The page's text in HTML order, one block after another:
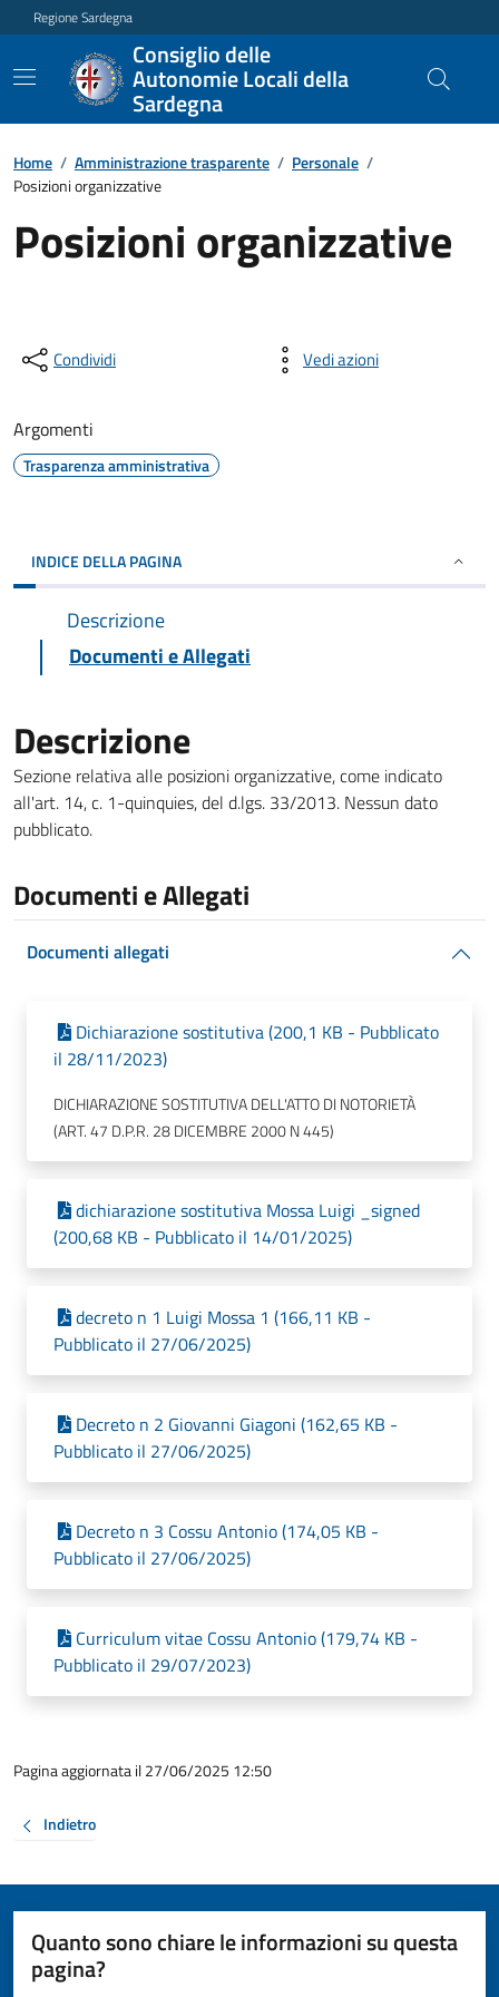
Regione Sardegna
Consiglio delle
Autonomie Locali della
Sardegna
Home / Amministrazione trasparente / Personale /
Posizioni organizzative
Posizioni organizzative
Condividi Vedi azioni
Argomenti
Trasparenza amministrativa
INDICE DELLA PAGINA
Descrizione
Documenti e Allegati
Descrizione
Sezione relativa alle posizioni organizzative, come indicato
all'art. 14, c. 1-quinquies, del d.lgs. 33/2013. Nessun dato
pubblicato.
Documenti e Allegati
Documenti allegati
Dichiarazione sostitutiva (200,1 KB - Pubblicato
il 28/11/2023)
DICHIARAZIONE SOSTITUTIVA DELL'ATTO DI NOTORIETÀ
(ART. 47 D.P.R. 28 DICEMBRE 2000 N 445)
dichiarazione sostitutiva Mossa Luigi _signed
(200,68 KB - Pubblicato il 14/01/2025)
decreto n 1 Luigi Mossa 1 (166,11 KB -
Pubblicato il 27/06/2025)
Decreto n 2 Giovanni Giagoni (162,65 KB -
Pubblicato il 27/06/2025)
Decreto n 3 Cossu Antonio (174,05 KB -
Pubblicato il 27/06/2025)
Curriculum vitae Cossu Antonio (179,74 KB -
Pubblicato il 29/07/2023)
Pagina aggiornata il 27/06/2025 12:50
Indietro
Quanto sono chiare le informazioni su questa
pagina?